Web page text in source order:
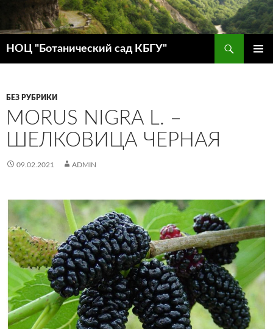
НОЦ "Ботанический сад КБГУ"
БЕЗ РУБРИКИ
MORUS NIGRA L. –
ШЕЛКОВИЦА ЧЕРНАЯ
09.02.2021 ADMIN